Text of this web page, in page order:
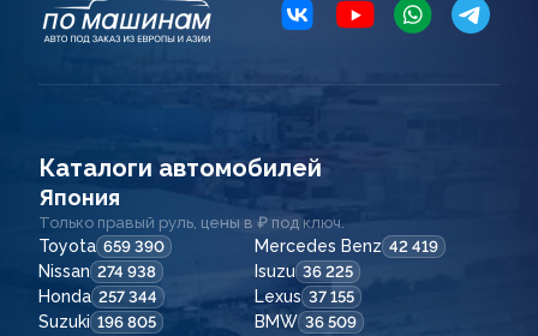
Каталоги автомобилей
Япония
Только правый руль, цены в ₽ под ключ.
Toyota 659 390 Mercedes Benz 42 419
Nissan 274 938 Isuzu 36 225
Honda 257 344 Lexus 37 155
Suzuki 196 805 BMW 36 509